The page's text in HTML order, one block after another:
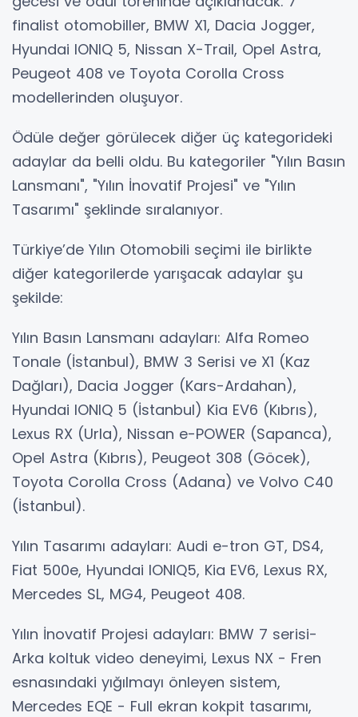
finalist otomobiller, BMW X1, Dacia Jogger,
Hyundai IONIQ 5, Nissan X-Trail, Opel Astra,
Peugeot 408 ve Toyota Corolla Cross
modellerinden oluşuyor.
Ödüle değer görülecek diğer üç kategorideki
adaylar da belli oldu. Bu kategoriler "Yılın Basın
Lansmanı", "Yılın İnovatif Projesi" ve "Yılın
Tasarımı" şeklinde sıralanıyor.
Türkiye’de Yılın Otomobili seçimi ile birlikte
diğer kategorilerde yarışacak adaylar şu
şekilde:
Yılın Basın Lansmanı adayları: Alfa Romeo
Tonale (İstanbul), BMW 3 Serisi ve X1 (Kaz
Dağları), Dacia Jogger (Kars-Ardahan),
Hyundai IONIQ 5 (İstanbul) Kia EV6 (Kıbrıs),
Lexus RX (Urla), Nissan e-POWER (Sapanca),
Opel Astra (Kıbrıs), Peugeot 308 (Göcek),
Toyota Corolla Cross (Adana) ve Volvo C40
(İstanbul).
Yılın Tasarımı adayları: Audi e-tron GT, DS4,
Fiat 500e, Hyundai IONIQ5, Kia EV6, Lexus RX,
Mercedes SL, MG4, Peugeot 408.
Yılın İnovatif Projesi adayları: BMW 7 serisi-
Arka koltuk video deneyimi, Lexus NX - Fren
esnasındaki yığılmayı önleyen sistem,
Mercedes EQE - Full ekran kokpit tasarımı,